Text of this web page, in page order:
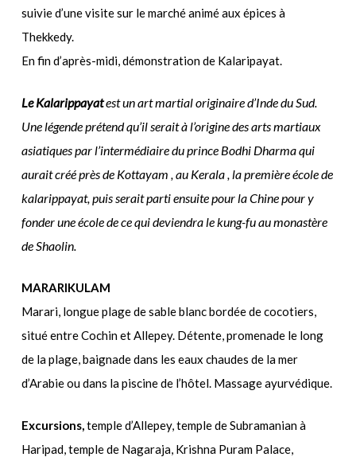
suivie d’une visite sur le marché animé aux épices à
Thekkedy.
En fin d’après-midi, démonstration de Kalaripayat.
Le Kalarippayatest un art martial originaire d’Inde du Sud.
Une légende prétend qu’il serait à l’origine des arts martiaux
asiatiques par l’intermédiaire du prince Bodhi Dharma qui
aurait créé près de Kottayam , au Kerala , la première école de
kalarippayat, puis serait parti ensuite pour la Chine pour y
fonder une école de ce qui deviendra le kung-fu au monastère
de Shaolin.
MARARIKULAM
Marari, longue plage de sable blanc bordée de cocotiers,
situé entre Cochin et Allepey. Détente, promenade le long
de la plage, baignade dans les eaux chaudes de la mer
d’Arabie ou dans la piscine de l’hôtel. Massage ayurvédique.
Excursions,temple d’Allepey, temple de Subramanian à
Haripad, temple de Nagaraja, Krishna Puram Palace,